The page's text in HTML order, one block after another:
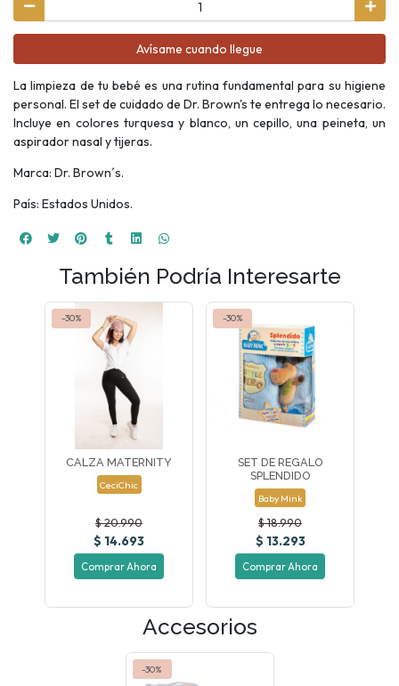
Avísame cuando llegue
La limpieza de tu bebé es una rutina fundamental para su higiene
personal. El set de cuidado de Dr. Brown's te entrega lo necesario.
Incluye en colores turquesa y blanco, un cepillo, una peineta, un
aspirador nasal y tijeras.
Marca: Dr. Brown´s.
País: Estados Unidos.
También Podría Interesarte
-30%
CALZA MATERNITY
CeciChic
$ 20.990
$ 14.693
Comprar Ahora
-30%
SET DE REGALO
SPLENDIDO
Baby Mink
$ 18.990
$ 13.293
Comprar Ahora
Accesorios
-30%